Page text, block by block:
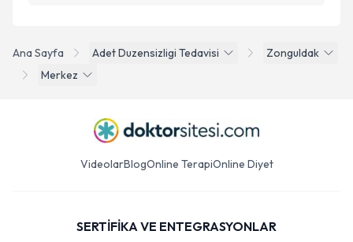
Ana Sayfa Adet Duzensizligi Tedavisi
Zonguldak
Merkez
VideolarBlogOnline TerapiOnline Diyet
SERTİFİKA VE ENTEGRASYONLAR